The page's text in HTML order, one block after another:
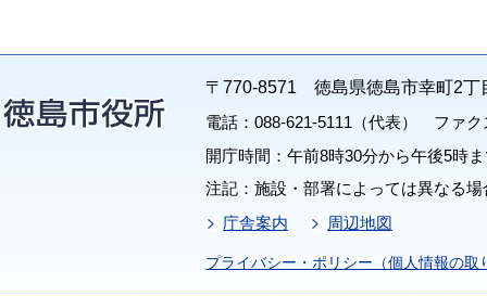
〒770-8571 徳島県徳島市幸町2丁
電話：088-621-5111（代表） ファク
開庁時間：午前8時30分から午後5時
注記：施設・部署によっては異なる
庁舎案内
周辺地図
プライバシー・ポリシー（個人情報の取